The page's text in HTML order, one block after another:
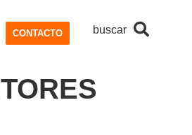
CONTACTO buscar